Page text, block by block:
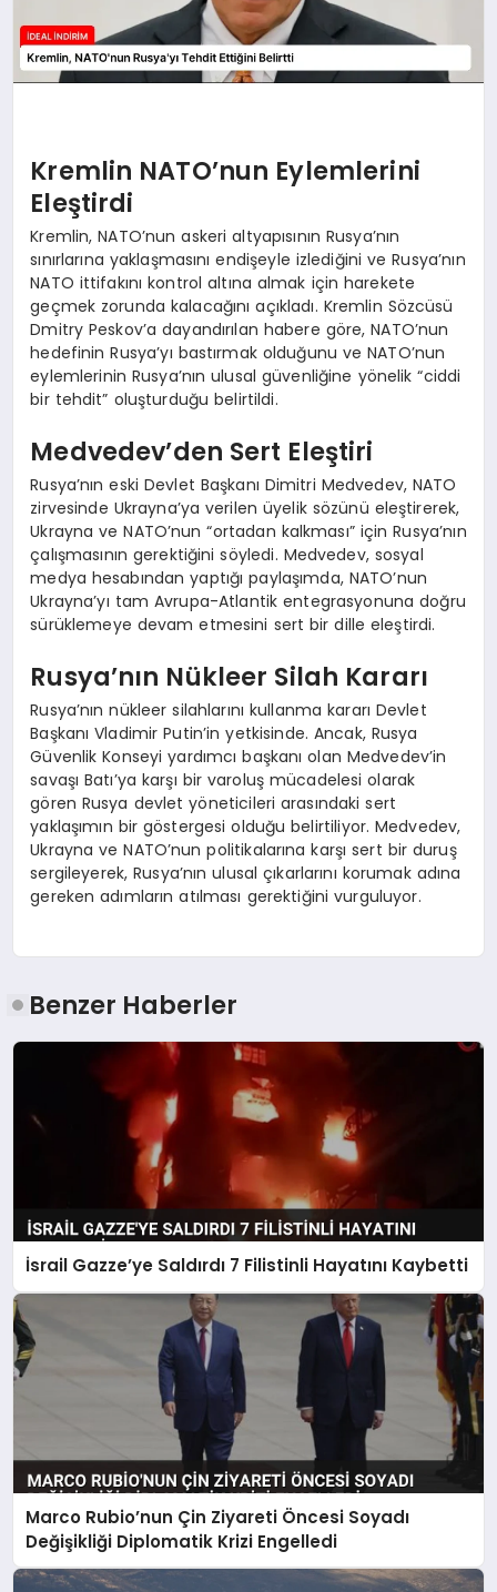
Kremlin NATO’nun Eylemlerini
Eleştirdi
Kremlin, NATO’nun askeri altyapısının Rusya’nın
sınırlarına yaklaşmasını endişeyle izlediğini ve Rusya’nın
NATO ittifakını kontrol altına almak için harekete
geçmek zorunda kalacağını açıkladı. Kremlin Sözcüsü
Dmitry Peskov’a dayandırılan habere göre, NATO’nun
hedefinin Rusya’yı bastırmak olduğunu ve NATO’nun
eylemlerinin Rusya’nın ulusal güvenliğine yönelik “ciddi
bir tehdit” oluşturduğu belirtildi.
Medvedev’den Sert Eleştiri
Rusya’nın eski Devlet Başkanı Dimitri Medvedev, NATO
zirvesinde Ukrayna’ya verilen üyelik sözünü eleştirerek,
Ukrayna ve NATO’nun “ortadan kalkması” için Rusya’nın
çalışmasının gerektiğini söyledi. Medvedev, sosyal
medya hesabından yaptığı paylaşımda, NATO’nun
Ukrayna’yı tam Avrupa-Atlantik entegrasyonuna doğru
sürüklemeye devam etmesini sert bir dille eleştirdi.
Rusya’nın Nükleer Silah Kararı
Rusya’nın nükleer silahlarını kullanma kararı Devlet
Başkanı Vladimir Putin’in yetkisinde. Ancak, Rusya
Güvenlik Konseyi yardımcı başkanı olan Medvedev’in
savaşı Batı’ya karşı bir varoluş mücadelesi olarak
gören Rusya devlet yöneticileri arasındaki sert
yaklaşımın bir göstergesi olduğu belirtiliyor. Medvedev,
Ukrayna ve NATO’nun politikalarına karşı sert bir duruş
sergileyerek, Rusya’nın ulusal çıkarlarını korumak adına
gereken adımların atılması gerektiğini vurguluyor.
Benzer Haberler
İsrail Gazze’ye Saldırdı 7 Filistinli Hayatını Kaybetti
Marco Rubio’nun Çin Ziyareti Öncesi Soyadı
Değişikliği Diplomatik Krizi Engelledi